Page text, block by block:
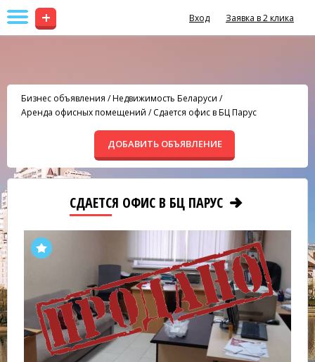
+ Вход Заявка в 2 клика
Бизнес объявления /Недвижимость Беларуси /
Аренда офисных помещений /Сдается офис в БЦ Парус
ДОБАВИТЬ ОБЪЯВЛЕНИЕ
СДАЕТСЯ ОФИС В БЦ ПАРУС